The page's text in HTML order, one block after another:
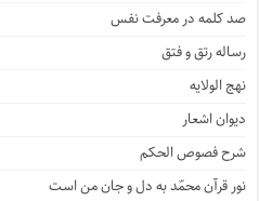
صد کلمه در معرفت نفس
رساله رتق و فتق
نهج الولایه
دیوان اشعار
شرح فصوص الحکم
نور قرآن محمّد به دل و جان من است